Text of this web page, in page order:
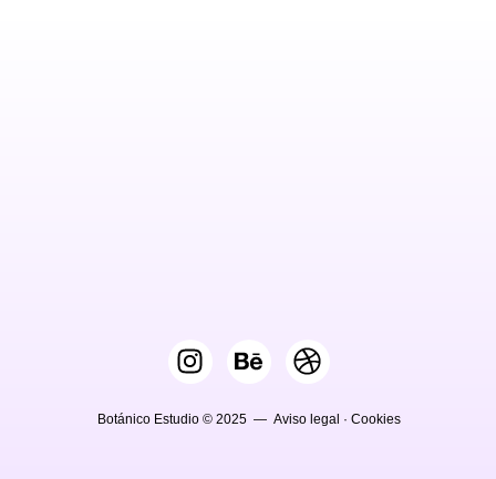
Botánico Estudio © 2025 — Aviso legal · Cookies